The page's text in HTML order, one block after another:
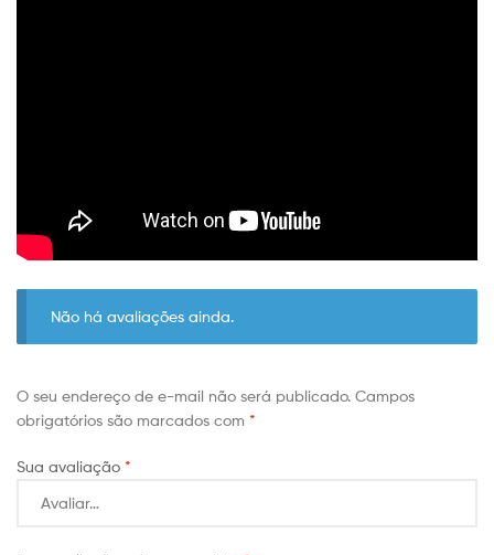
Não há avaliações ainda.
O seu endereço de e-mail não será publicado. Campos
obrigatórios são marcados com *
Sua avaliação *